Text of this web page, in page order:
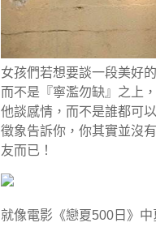
女孩們若想要談一段美好
而不是『寧濫勿缺』之上
他談感情，而不是誰都可
徵象告訴你，你其實並沒
友而已！
就像電影《戀夏500日》